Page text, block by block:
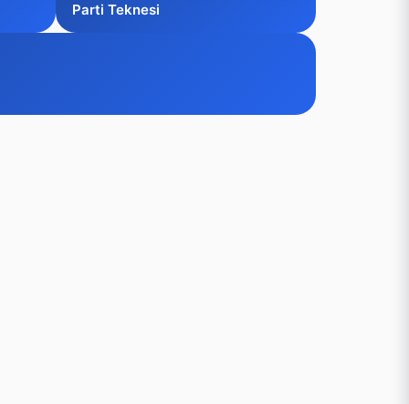
Parti Teknesi